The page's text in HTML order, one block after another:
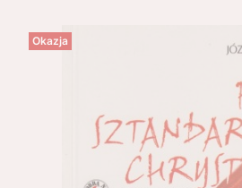
Okazja